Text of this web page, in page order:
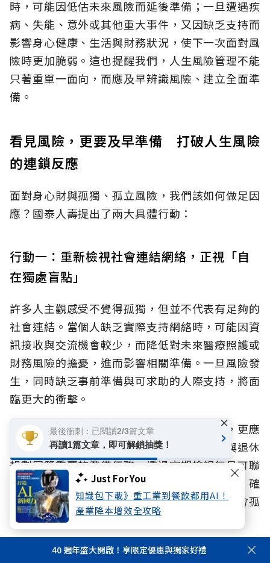
Just For You
知識包下載》重工業到餐飲都用AI！
產業降本增效全攻略
時，可能因低估未來風險而延後準備；一旦遭遇疾
病、失能、意外或其他重大事件，又因缺乏支持而
影響身心健康、生活與財務狀況，使下一次面對風
險時更加脆弱。這也提醒我們，人生風險管理不能
只著重單一面向，而應及早辨識風險、建立全面準
備。
看見風險，更要及早準備 打破人生風險
的連鎖反應
面對身心財與孤獨、孤立風險，我們該如何做足因
應？國泰人壽提出了兩大具體行動：
行動一：重新檢視社會連結網絡，正視「自
在獨處盲點」
許多人主觀感受不覺得孤獨，但並不代表有足夠的
社會連結。當個人缺乏實際支持網絡時，可能因資
訊接收與交流機會較少，而降低對未來醫療照護或
財務風險的擔憂，進而影響相關準備。一旦風險發
生，同時缺乏事前準備與可求助的人際支持，將面
臨更大的衝擊。
國泰人壽建議，民眾除了關注自身心理健康，更應
將「檢視社會網絡」視為與健康檢查、財務與退休
規劃同等重要的準備任務。透過定期檢視每月可聯
繫的親友人數，以及可自在求助、傾訴的對象，確
保風險準備時能獲取足夠資訊、風險來臨時不會孤
立無援。
40 週年盛大開啟！享限定優惠與獨家好禮
最後衝刺：已閱讀2/3篇文章
再讀1篇文章，即可解鎖抽獎！
×